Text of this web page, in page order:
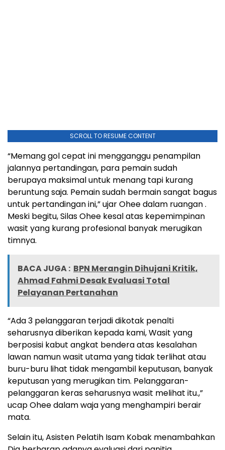
SCROLL TO RESUME CONTENT
“Memang gol cepat ini mengganggu penampilan
jalannya pertandingan, para pemain sudah
berupaya maksimal untuk menang tapi kurang
beruntung saja. Pemain sudah bermain sangat bagus
untuk pertandingan ini,” ujar Ohee dalam ruangan .
Meski begitu, Silas Ohee kesal atas kepemimpinan
wasit yang kurang profesional banyak merugikan
timnya.
BACA JUGA : BPN Merangin Dihujani Kritik,
Ahmad Fahmi Desak Evaluasi Total
Pelayanan Pertanahan
“Ada 3 pelanggaran terjadi dikotak penalti
seharusnya diberikan kepada kami, Wasit yang
berposisi kabut angkat bendera atas kesalahan
lawan namun wasit utama yang tidak terlihat atau
buru-buru lihat tidak mengambil keputusan, banyak
keputusan yang merugikan tim. Pelanggaran-
pelanggaran keras seharusnya wasit melihat itu.,”
ucap Ohee dalam waja yang menghampiri berair
mata.
Selain itu, Asisten Pelatih Isam Kobak menambahkan